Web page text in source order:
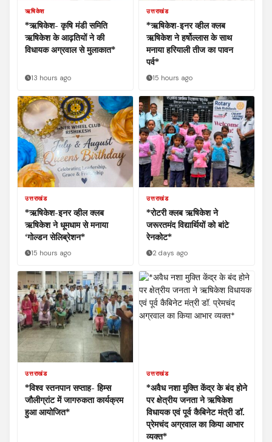
ऋषिकेश
‌*ऋषिकेश- कृषि मंडी समिति
ऋषिकेश के आढ़तियों ने की
विधायक अग्रवाल से मुलाकात*
13 hours ago
उत्तराखंड
*ऋषिकेश-इनर व्हील क्लब
ऋषिकेश ने हर्षोल्लास के साथ
मनाया हरियाली तीज का पावन
पर्व*
15 hours ago
उत्तराखंड
*ऋषिकेश-इनर व्हील क्लब
ऋषिकेश ने धूमधाम से मनाया
‘गोल्डन सेलिब्रेशन*
15 hours ago
उत्तराखंड
*रोटरी क्लब ऋषिकेश ने
जरूरतमंद विद्यार्थियों को बांटे
रेनकोट*
2 days ago
उत्तराखंड
*विश्व स्तनपान सप्ताह- हिम्स
जौलीग्रांट में जागरुकता कार्यक्रम
हुआ आयोजित*
उत्तराखंड
*अवैध नशा मुक्ति केंद्र के बंद होने
पर क्षेत्रीय जनता ने ऋषिकेश
विधायक एवं पूर्व कैबिनेट मंत्री डॉ.
प्रेमचंद अग्रवाल का किया आभार
व्यक्त*